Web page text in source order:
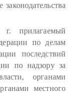
прилагаемый
по делам
последствий
по надзору за
органами
местного